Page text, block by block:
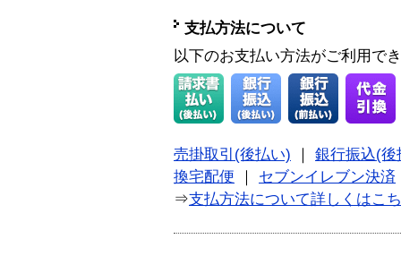
支払方法について
以下のお支払い方法がご利用で
売掛取引(後払い) ｜ 銀行振込(後
換宅配便 ｜ セブンイレブン決済
⇒支払方法について詳しくはこ